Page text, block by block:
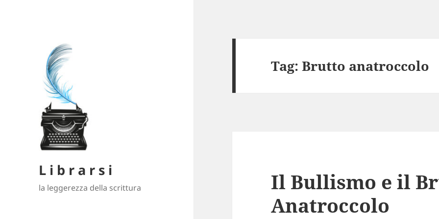
L i b r a r s i
la leggerezza della scrittura
Tag:Brutto anatroccolo
Il Bullismo e il
Anatroccolo